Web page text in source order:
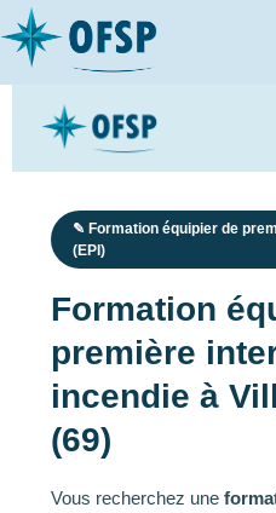
✎ Formation équipier de
(EPI)
Formation
première
incendie à
(69)
Vous recherchez une